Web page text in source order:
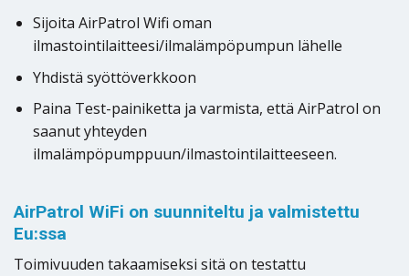
Sijoita AirPatrol Wifi oman
ilmastointilaitteesi/ilmalämpöpumpun lähelle
Yhdistä syöttöverkkoon
Paina Test-painiketta ja varmista, että AirPatrol on
saanut yhteyden
ilmalämpöpumppuun/ilmastointilaitteeseen.
AirPatrol WiFi on suunniteltu ja valmistettu
Eu:ssa
Toimivuuden takaamiseksi sitä on testattu